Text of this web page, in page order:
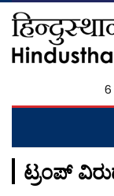
6
ಟ್ರಂಪ್‌